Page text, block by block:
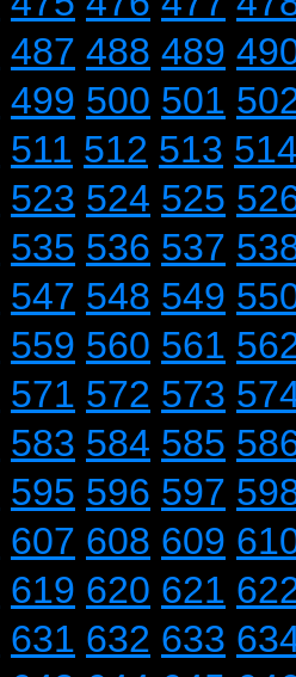
487 488 489
499 500 501
511 512 513
523 524 525
535 536 537
547 548 549
559 560 561
571 572 573
583 584 585
595 596 597
607 608 609
619 620 621
631 632 633